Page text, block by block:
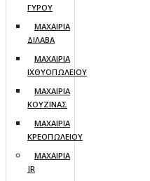
ΓΥΡΟΥ
ΜΑΧΑΙΡΙΑ
ΔΙΛΑΒΑ
ΜΑΧΑΙΡΙΑ
ΙΧΘΥΟΠΩΛΕΙΟΥ
ΜΑΧΑΙΡΙΑ
ΚΟΥΖΙΝΑΣ
ΜΑΧΑΙΡΙΑ
ΚΡΕΟΠΩΛΕΙΟΥ
ΜΑΧΑΙΡΙΑ
JR